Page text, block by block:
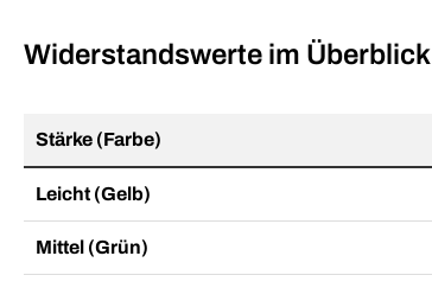
Widerstandswerte im Überblick
Stärke (Farbe)
Leicht (Gelb)
Mittel (Grün)